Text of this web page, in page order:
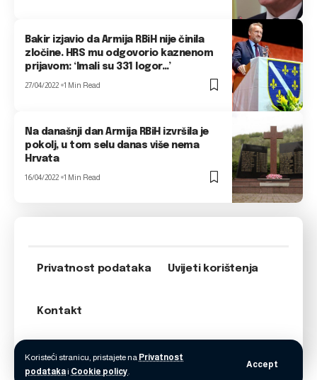
Koristeći stranicu, pristajete na Privatnost
podatakai Cookie policy.
Accept
Bakir izjavio da Armija RBiH nije činila
zločine. HRS mu odgovorio kaznenom
prijavom: ‘Imali su 331 logor…’
27/04/2022 1 Min Read
Na današnji dan Armija RBiH izvršila je
pokolj, u tom selu danas više nema
Hrvata
16/04/2022 1 Min Read
Privatnost podataka Uvijeti korištenja
Kontakt